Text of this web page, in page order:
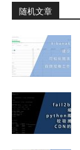
随机文章